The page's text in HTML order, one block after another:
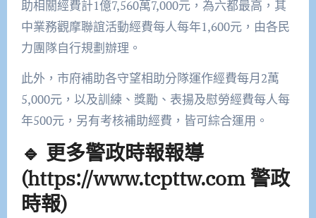
助相關經費計1億7,560萬7,000元，為六都最高，其
中業務觀摩聯誼活動經費每人每年1,600元，由各民
力團隊自行規劃辦理。
此外，市府補助各守望相助分隊運作經費每月2萬
5,000元，以及訓練、獎勵、表揚及慰勞經費每人每
年500元，另有考核補助經費，皆可綜合運用。
🔹 更多警政時報報導
(https://www.tcpttw.com 警政
時報)